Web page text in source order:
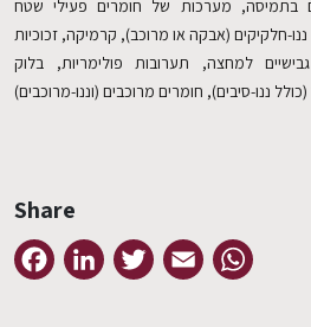
בתמיסה, מערכות של חומרים פעילי שטח
ננו-חלקיקים (אבקה או מרוכב), קרמיקה, זכוכיות
גבישיים למחצה, תערובות פולימריות, בלוק
Share
FacebookLinkedInTwitter Email